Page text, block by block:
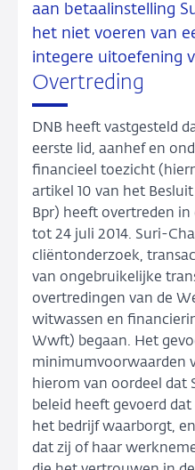
aan betaalinstelling
het niet voeren van
integere uitoefening
Overtreding
DNB heeft vastgesteld
eerste lid, aanhef en
financieel toezicht
artikel 10 van het
Bpr) heeft overtreden in
tot 24 juli 2014. Suri-
cliëntonderzoek,
van ongebruikelijke
overtredingen van de
witwassen en
Wwft) begaan. Het
minimumvoorwaarden
hierom van oordeel dat
beleid heeft gevoerd
het bedrijf waarborgt,
dat zij of haar